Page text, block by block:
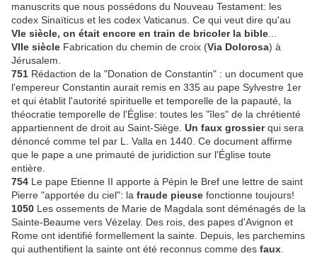
manuscrits que nous possédons du Nouveau Testament: les
codex Sinaïticus et les codex Vaticanus. Ce qui veut dire qu'au
VIe siècle, on était encore en train de bricoler la bible
VIIe siècle Fabrication du chemin de croix (Via Dolorosa) à
Jérusalem.
751 Rédaction de la "Donation de Constantin" : un document que
l'empereur Constantin aurait remis en 335 au pape Sylvestre 1er
et qui établit l'autorité spirituelle et temporelle de la papauté, la
théocratie temporelle de l'Église: toutes les "îles" de la chrétienté
appartiennent de droit au Saint-Siège. Un faux grossierqui sera
dénoncé comme tel par L. Valla en 1440. Ce document affirme
que le pape a une primauté de juridiction sur l'Église toute
entière.
754 Le pape Etienne II apporte à Pépin le Bref une lettre de saint
Pierre "apportée du ciel": la fraude pieuse fonctionne toujours!
1050 Les ossements de Marie de Magdala sont déménagés de la
Sainte-Beaume vers Vézelay. Des rois, des papes d'Avignon et
Rome ont identifié formellement la sainte. Depuis, les parchemins
qui authentifient la sainte ont été reconnus comme des faux